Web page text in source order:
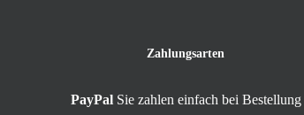
Zahlungsarten
PayPal Sie zahlen einfach bei Bestellung